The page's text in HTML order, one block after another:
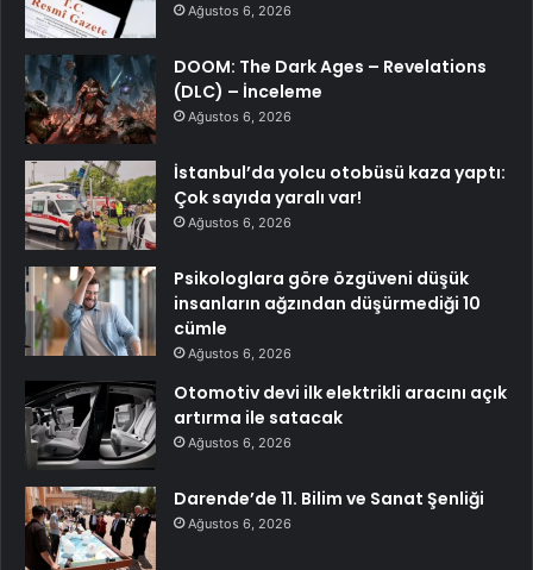
Ağustos 6, 2026
DOOM: The Dark Ages – Revelations
(DLC) – İnceleme
Ağustos 6, 2026
İstanbul’da yolcu otobüsü kaza yaptı:
Çok sayıda yaralı var!
Ağustos 6, 2026
Psikologlara göre özgüveni düşük
insanların ağzından düşürmediği 10
cümle
Ağustos 6, 2026
Otomotiv devi ilk elektrikli aracını açık
artırma ile satacak
Ağustos 6, 2026
Darende’de 11. Bilim ve Sanat Şenliği
Ağustos 6, 2026